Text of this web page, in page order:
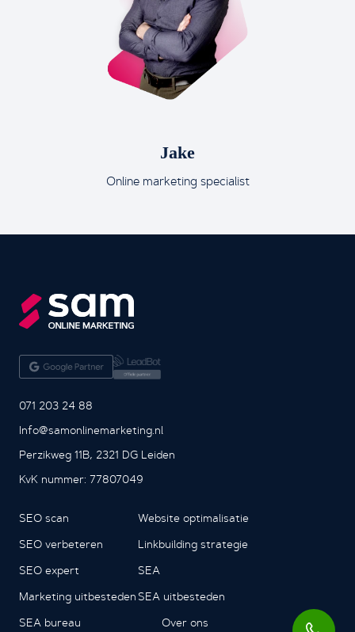
Jake
Online marketing specialist
071 203 24 88
Info@samonlinemarketing.nl
Perzikweg 11B, 2321 DG Leiden
KvK nummer: 77807049
SEO scan
SEO verbeteren
SEO expert
Marketing uitbesteden
Website optimalisatie
Linkbuilding strategie
SEA
SEA uitbesteden
SEA bureau
Over ons